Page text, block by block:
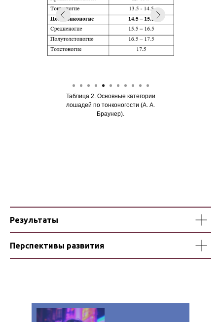
Таблица 2. Основные категории
лошадей по тонконогости (А. А.
Браунер).
Результаты
Перспективы развития